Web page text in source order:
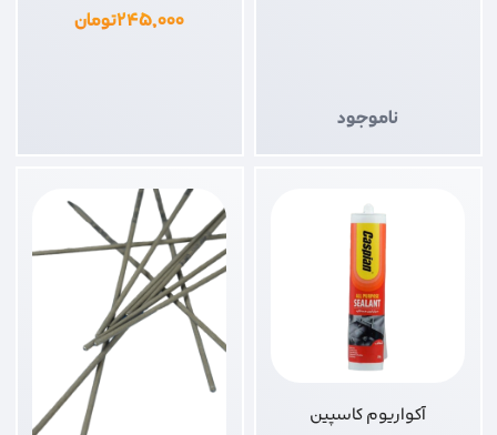
ناموجود
۲۴۵,۰۰۰تومان
آکواریوم کاسپین